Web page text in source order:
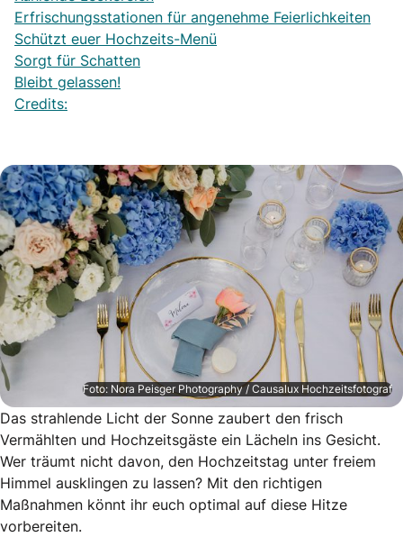
Erfrischungsstationen für angenehme Feierlichkeiten
Schützt euer Hochzeits-Menü
Sorgt für Schatten
Bleibt gelassen!
Credits:
Foto: Nora Peisger Photography / Causalux Hochzeitsfotograf
Das strahlende Licht der Sonne zaubert den frisch
Vermählten und Hochzeitsgäste ein Lächeln ins Gesicht.
Wer träumt nicht davon, den Hochzeitstag unter freiem
Himmel ausklingen zu lassen? Mit den richtigen
Maßnahmen könnt ihr euch optimal auf diese Hitze
vorbereiten.